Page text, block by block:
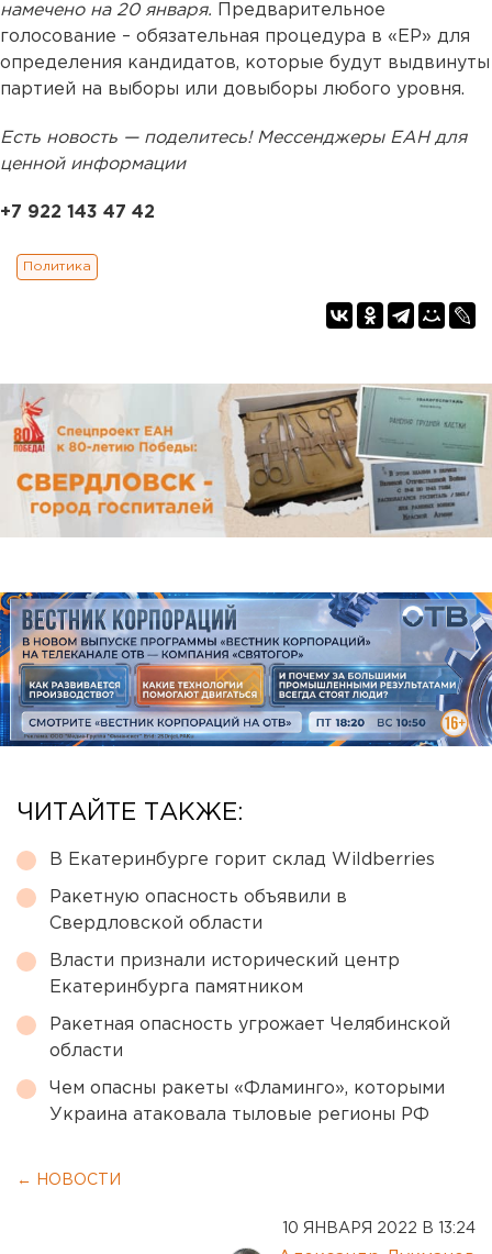
намечено на 20 января.
Предварительное
голосование – обязательная процедура в «ЕР» для
определения кандидатов, которые будут выдвинуты
партией на выборы или довыборы любого уровня.
Есть новость — поделитесь! Мессенджеры ЕАН для
ценной информации
+7 922 143 47 42
Политика
ЧИТАЙТЕ ТАКЖЕ:
В Екатеринбурге горит склад Wildberries
Ракетную опасность объявили в
Свердловской области
Власти признали исторический центр
Екатеринбурга памятником
Ракетная опасность угрожает Челябинской
области
Чем опасны ракеты «Фламинго», которыми
Украина атаковала тыловые регионы РФ
← НОВОСТИ
10 ЯНВАРЯ 2022 В 13:24